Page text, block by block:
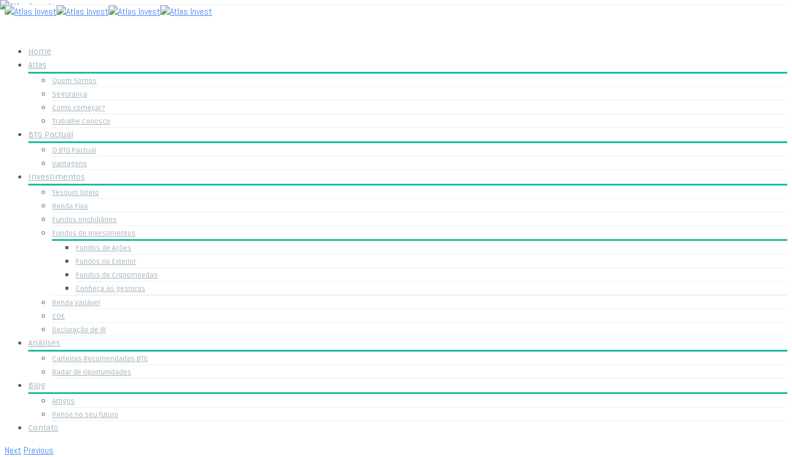
Home
Atlas
Quem Somos
Segurança
Como começar?
Trabalhe Conosco
BTG Pactual
O BTG Pactual
Vantagens
Investimentos
Tesouro Direto
Renda Fixa
Fundos Imobiliários
Fundos de Investimentos
Fundos de Ações
Fundos no Exterior
Fundos de Criptomoedas
Conheça as gestoras
Renda Variável
COE
Declaração de IR
Análises
Carteiras Recomendadas BTG
Radar de Oportunidades
Blog
Artigos
Pense no seu futuro
Contato
Next Previous